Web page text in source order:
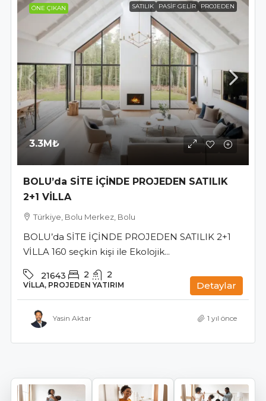
ÖNE ÇIKAN SATILIK PASIF GELIR PROJEDEN
3.3M₺
BOLU’da SİTE İÇİNDE PROJEDEN SATILIK
2+1 VİLLA
Türkiye, Bolu Merkez, Bolu
BOLU’da SİTE İÇİNDE PROJEDEN SATILIK 2+1
VİLLA 160 seçkin kişi ile Ekolojik...
21643 2 2
VILLA, PROJEDEN YATIRIM Detaylar
Yasin Aktar 1 yıl önce